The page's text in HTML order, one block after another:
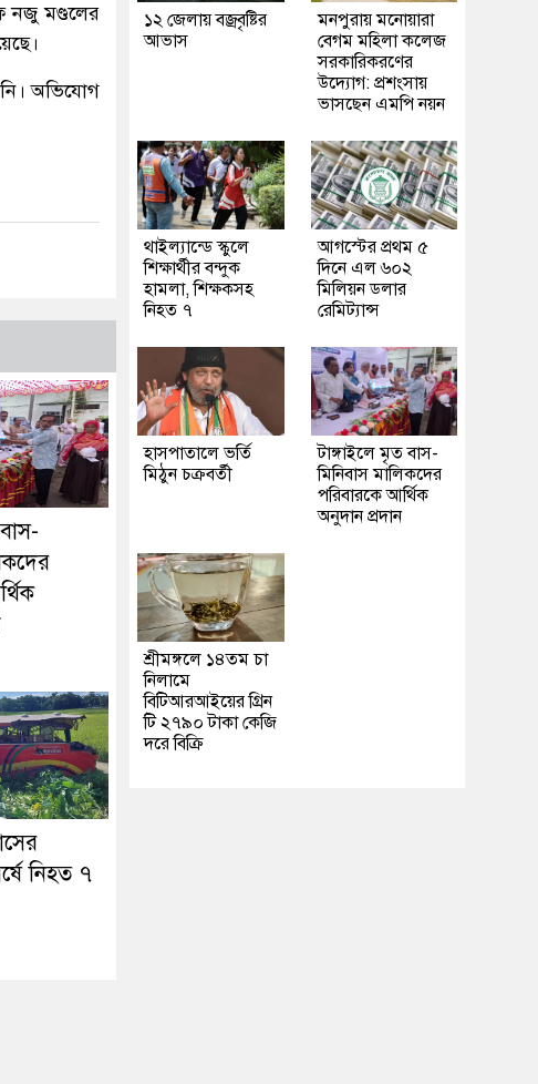
নজু মণ্ডলের
অভিযোগ
নিহত ৭
১২ জেলায় বজ্রবৃষ্টির
আভাস
মনপুরায় মনোয়ারা
বেগম মহিলা কলেজ
সরকারিকরণের
উদ্যোগ: প্রশংসায়
ভাসছেন এমপি নয়ন
থাইল্যান্ডে স্কুলে
শিক্ষার্থীর বন্দুক
হামলা, শিক্ষকসহ
নিহত ৭
আগস্টের প্রথম ৫
দিনে এল ৬০২
মিলিয়ন ডলার
রেমিট্যান্স
হাসপাতালে ভর্তি
মিঠুন চক্রবর্তী
টাঙ্গাইলে মৃত বাস-
মিনিবাস মালিকদের
পরিবারকে আর্থিক
অনুদান প্রদান
শ্রীমঙ্গলে ১৪তম চা
নিলামে
বিটিআরআইয়ের গ্রিন
টি ২৭৯০ টাকা কেজি
দরে বিক্রি